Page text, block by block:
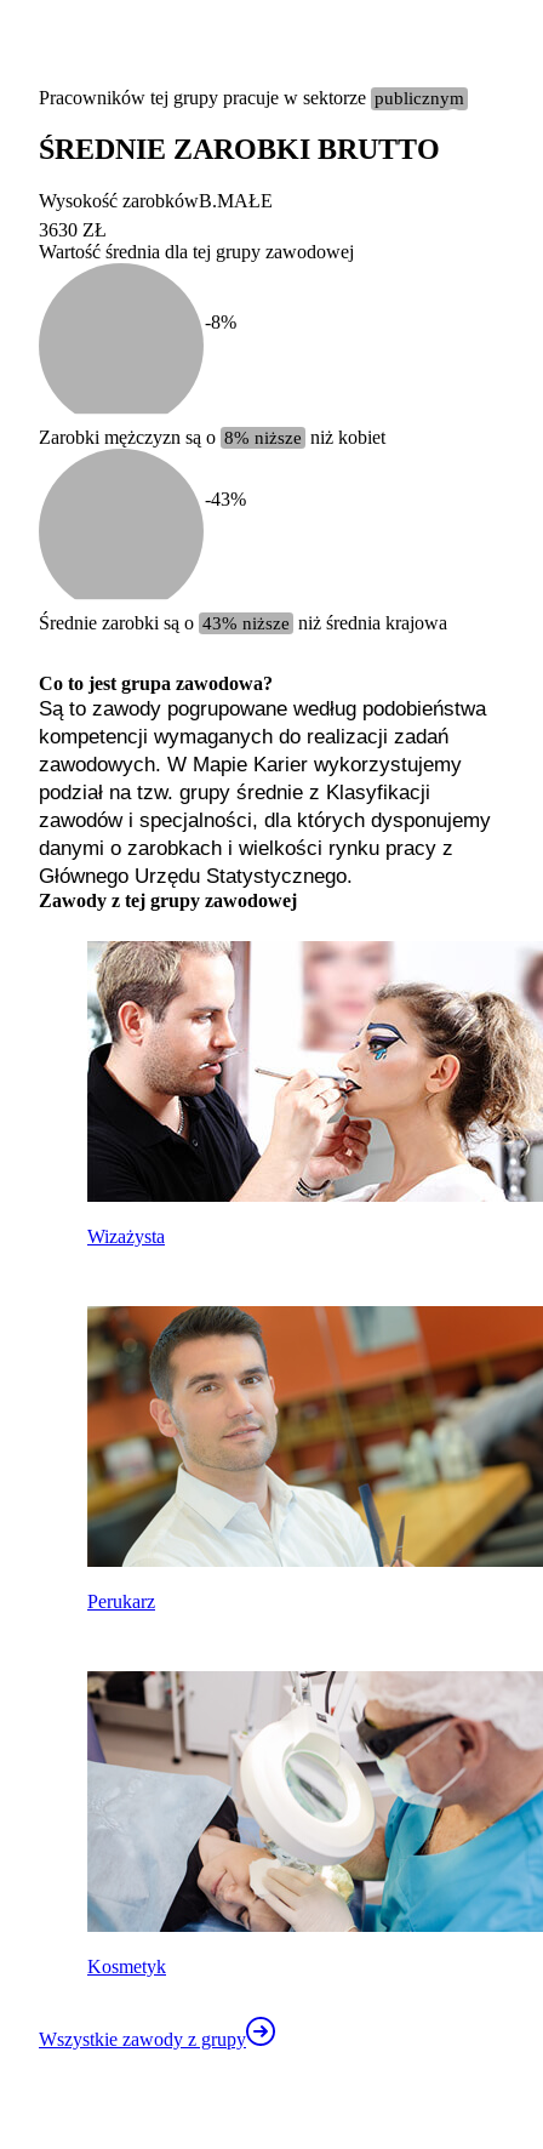
Etykieta
duży
100-200 tysięcy
Pracowników tej grupy pracuje w sektorze publicznym
ŚREDNIE ZAROBKI BRUTTO
średnie
Wysokość zarobkówB.MAŁE
3630 ZŁ
Wartość średnia dla tej grupy zawodowej
-8%
Zarobki mężczyzn są o 8% niższe niż kobiet
-43%
Średnie zarobki są o 43% niższe niż średnia krajowa
Co to jest grupa zawodowa?
Są to zawody pogrupowane według podobieństwa
kompetencji wymaganych do realizacji zadań
zawodowych. W Mapie Karier wykorzystujemy
podział na tzw. grupy średnie z Klasyfikacji
zawodów i specjalności, dla których dysponujemy
danymi o zarobkach i wielkości rynku pracy z
Głównego Urzędu Statystycznego.
Zawody z tej grupy zawodowej
Wizażysta
Perukarz
Kosmetyk
Wszystkie zawody z grupy